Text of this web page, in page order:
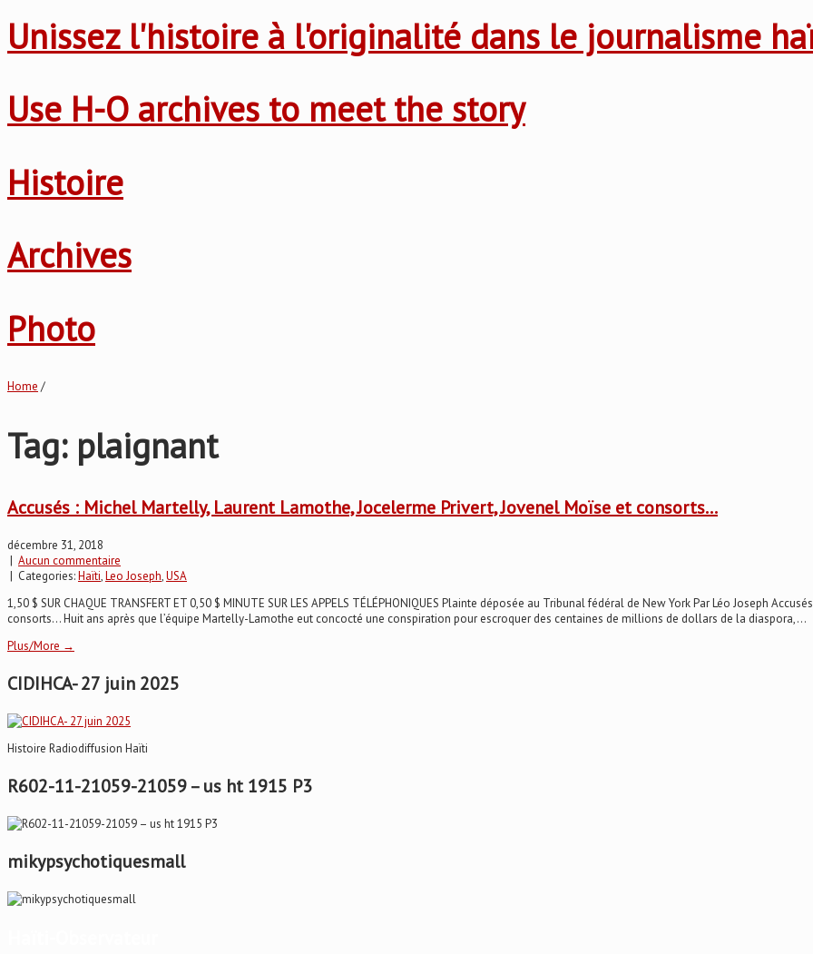
Unissez l'histoire à l'originalité dans le journalisme
Use H-O archives to meet the story
Histoire
Archives
Photo
Home /
Tag: plaignant
Accusés : Michel Martelly, Laurent Lamothe, Jocelerme Privert, Jovenel Moïse et consorts…
décembre 31, 2018
| Aucun commentaire
| Categories:Haïti,Leo Joseph,USA
1,50 $ SUR CHAQUE TRANSFERT ET 0,50 $ MINUTE SUR LES APPELS TÉLÉPHONIQUES Plainte déposée au Tribunal fédéral de New York Par Léo Joseph
consorts... Huit ans après que l’équipe Martelly-Lamothe eut concocté une conspiration pour escroquer des centaines de millions de dollars de la diaspora,...
Plus/More →
CIDIHCA- 27 juin 2025
Histoire Radiodiffusion Haïti
R602-11-21059-21059 – us ht 1915 P3
mikypsychotiquesmall